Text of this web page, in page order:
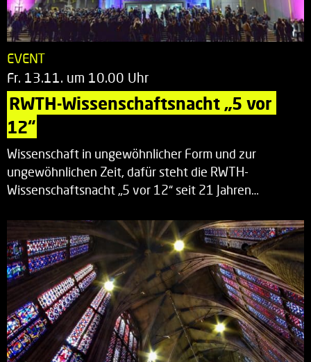
EVENT
Fr. 13.11. um 10.00 Uhr
RWTH-Wissenschaftsnacht „5 vor
12“
Wissenschaft in ungewöhnlicher Form und zur
ungewöhnlichen Zeit, dafür steht die RWTH-
Wissenschaftsnacht „5 vor 12“ seit 21 Jahren…